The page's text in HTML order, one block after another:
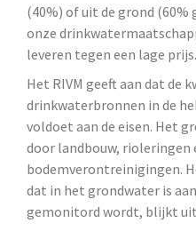
(40%) of uit de grond (60%
onze
leveren tegen een lage prijs.
Het RIVM geeft aan dat de
drinkwaterbronnen in de
voldoet aan de eisen. Het
door landbouw, rioleringen
bodemverontreinigingen.
dat in het grondwater is
gemonitord wordt, blijkt uit